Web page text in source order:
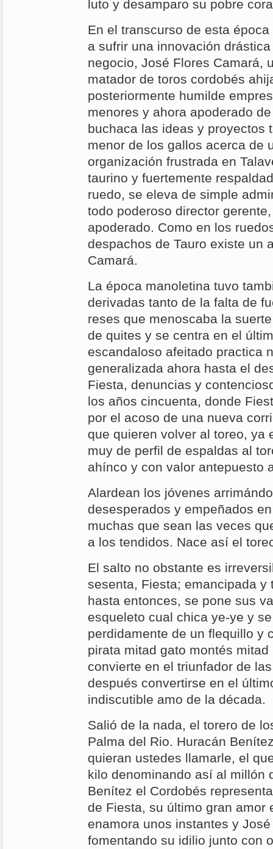
luto y desamparo su pobre
En el transcurso de esta
a sufrir una innovación
negocio, José Flores Camará,
matador de toros cordobés
posteriormente humilde
menores y ahora apoderado
buchaca las ideas y proyectos
menor de los gallos acerca de
organización frustrada en
taurino y fuertemente
ruedo, se eleva de simple
todo poderoso director
apoderado. Como en los
despachos de Tauro existe un
Camará.
La época manoletina tuvo
derivadas tanto de la falta de
reses que menoscaba la
de quites y se centra en el
escandaloso afeitado practica
generalizada ahora hasta el
Fiesta, denuncias y
los años cincuenta, donde
por el acoso de una nueva
que quieren volver al toreo, ya
muy de perfil de espaldas al
ahínco y con valor antepuesto
Alardean los jóvenes
desesperados y empeñados
muchas que sean las veces
a los tendidos. Nace así el
El salto no obstante es
sesenta, Fiesta; emancipada y
hasta entonces, se pone sus
esqueleto cual chica ye-ye y
perdidamente de un flequillo y
pirata mitad gato montés
convierte en el triunfador de
después convertirse en el
indiscutible amo de la década.
Salió de la nada, el torero de
Palma del Rio. Huracán
quieran ustedes llamarle, el
kilo denominando así al millón
Benítez el Cordobés
de Fiesta, su último gran amor
enamora unos instantes y
fomentando su idilio junto con